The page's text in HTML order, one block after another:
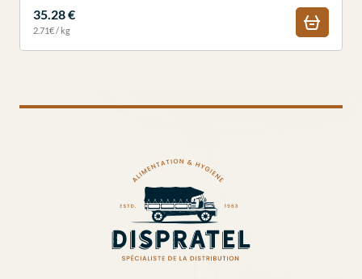
35.28 €
2.71€ / kg